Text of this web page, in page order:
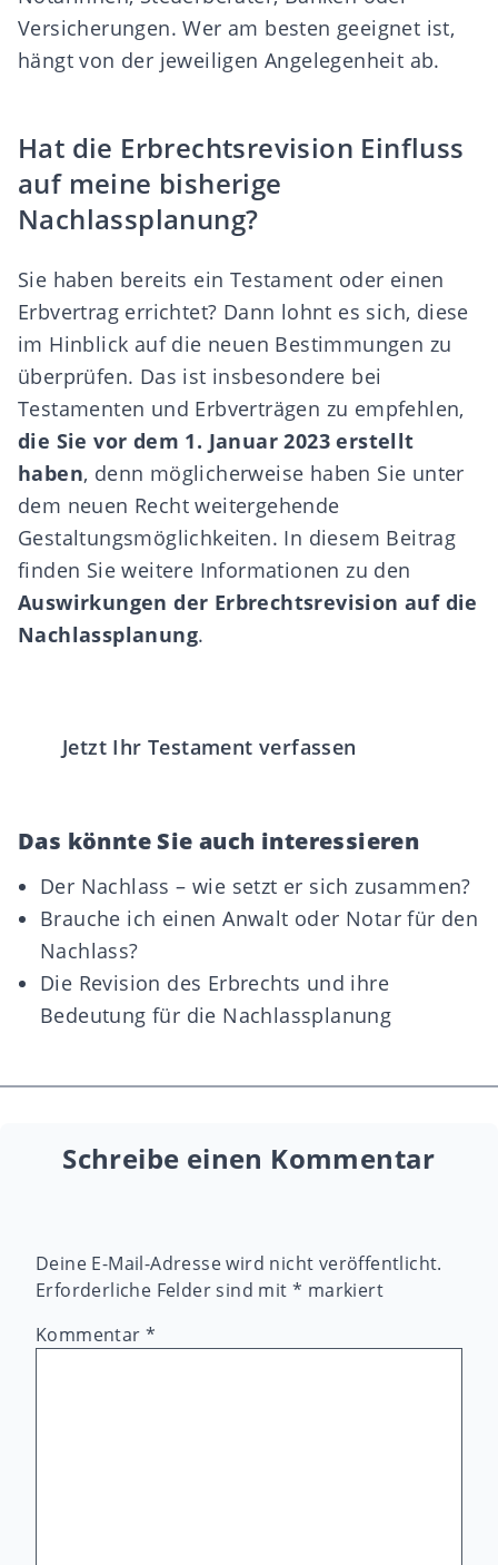
Versicherungen. Wer am besten geeignet ist,
hängt von der jeweiligen Angelegenheit ab.
Hat die Erbrechtsrevision Einfluss
auf meine bisherige
Nachlassplanung?
Sie haben bereits ein Testament oder einen
Erbvertrag errichtet? Dann lohnt es sich, diese
im Hinblick auf die neuen Bestimmungen zu
überprüfen. Das ist insbesondere bei
Testamenten und Erbverträgen zu empfehlen,
die Sie vor dem 1. Januar 2023 erstellt
haben, denn möglicherweise haben Sie unter
dem neuen Recht weitergehende
Gestaltungsmöglichkeiten. In diesem Beitrag
finden Sie weitere Informationen zu den
Auswirkungen der Erbrechtsrevision auf die
Nachlassplanung.
Jetzt Ihr Testament verfassen
Das könnte Sie auch interessieren
Der Nachlass – wie setzt er sich zusammen?
Brauche ich einen Anwalt oder Notar für den
Nachlass?
Die Revision des Erbrechts und ihre
Bedeutung für die Nachlassplanung
Schreibe einen Kommentar
Deine E-Mail-Adresse wird nicht veröffentlicht.
Erforderliche Felder sind mit * markiert
Kommentar*